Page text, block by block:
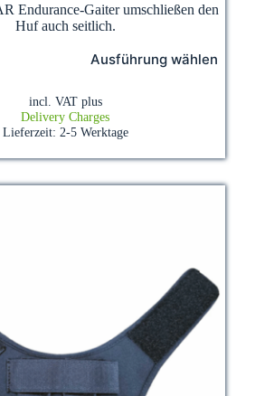
Endurance-Gaiter umschließen den
Huf auch seitlich.
Ausführung wählen
incl. VAT plus
Delivery Charges
Lieferzeit: 2-5 Werktage